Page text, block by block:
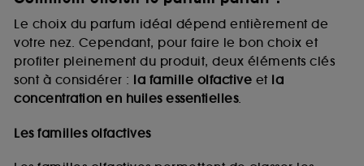
Le choix du parfum idéal dépend entièrement de
votre nez. Cependant, pour faire le bon choix et
profiter pleinement du produit, deux éléments clés
sont à considérer : la famille olfactive et la
concentration en huiles essentielles.
Les familles olfactives
A l'exception des cookies techniques, le dépôt et la
lecture de ces traceurs requiert votre accord. Vous
pouvez personnaliser vos choix concernant le dépôt
de ces cookies grâce au bouton "personnaliser mes
choix" ci-dessous ou décider de "tout accepter".
Sephora pourra associer les informations de
navigation collectées par ces Cookies, pour les
collectées ou générées lors de votre activité en ligne
sur "continuer sans accepter". Voous pouvez à tout